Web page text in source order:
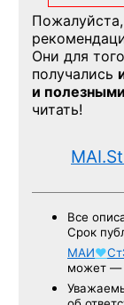
Они для
получались
и
читать!
Все
Срок
МАИ♥
может —